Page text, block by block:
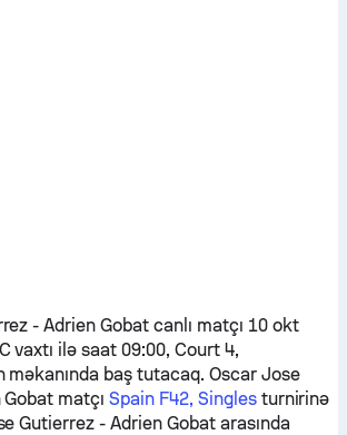
-Adrien Gobat canlı matçı 10 okt
vaxtı ilə saat 09:00, Court 4,
məkanında baş tutacaq. Oscar Jose
Gobat matçıSpain F42, Singlesturnirinə
Gutierrez -Adrien Gobatarasında